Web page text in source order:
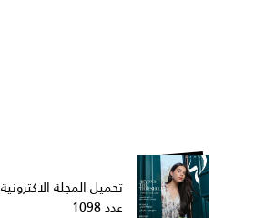
تحميل المجلة الاكترونية
عدد 1098